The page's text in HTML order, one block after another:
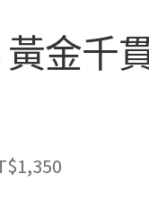
金千
1,350